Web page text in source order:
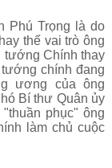
Phú Trọng là do
thế vai trò ông
tướng Chính thay
chính đang
ương của ông
Bí thư Quân ủy
"thuần phục" ông
làm chủ cuộc